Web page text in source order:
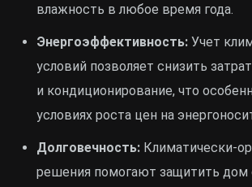
влажность в любое время года.
Энергоэффективность: Учет
условий позволяет снизить
и кондиционирование, что
условиях роста цен на
Долговечность: Климатически-
решения помогают защитить дом